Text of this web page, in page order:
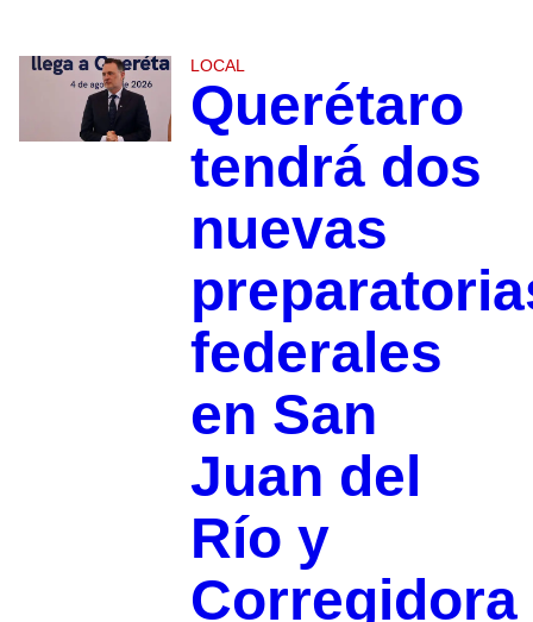
LOCAL
Querétaro
tendrá dos
nuevas
federales
en San
Juan del
Río y
Corregidora